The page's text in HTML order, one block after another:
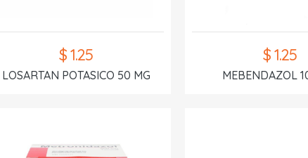
$ 1.25
LOSARTAN POTASICO 50 MG
$ 1.25
MEBENDAZOL